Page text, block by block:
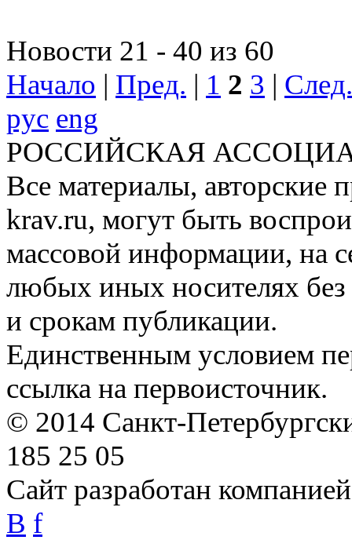
Новости 21 - 40 из 60
Начало | Пред. | 1 2 3 | След.
рус eng
РОССИЙСКАЯ
Все материалы, авторские
krav.ru, могут быть
массовой информации, на
любых иных носителях
и срокам публикации.
Единственным условием
ссылка на первоисточник.
© 2014 Санкт-
185 25 05
Сайт разработан
B f